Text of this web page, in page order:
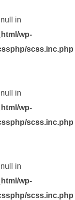
in
wp-
scss.inc.php
in
wp-
scss.inc.php
in
wp-
scss.inc.php